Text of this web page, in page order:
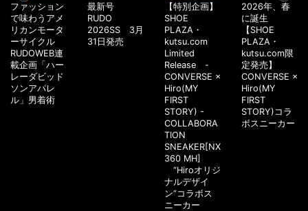
ファッション
で味わうアメ
リカンモータ
ーサイクル
RUDOWEB連
載企画「ハー
レーダビッド
ソンアパレ
ル」男着術
最新号
RUDO
2026SS 3月
31日発売
【特別企画】
SHOE
PLAZA・
kutsu.com
Limited
Release -
CONVERSE ×
Hiro(MY
FIRST
STORY) -
COLLABORA
TION
SNEAKER[NX
360 MH]
“Hiroオリジ
ナルデザイ
ン”コラボス
ニーカー
2026年、春
に誕生
【SHOE
PLAZA・
kutsu.com限
定発売】
CONVERSE ×
Hiro(MY
FIRST
STORY)コラ
ボスニーカー